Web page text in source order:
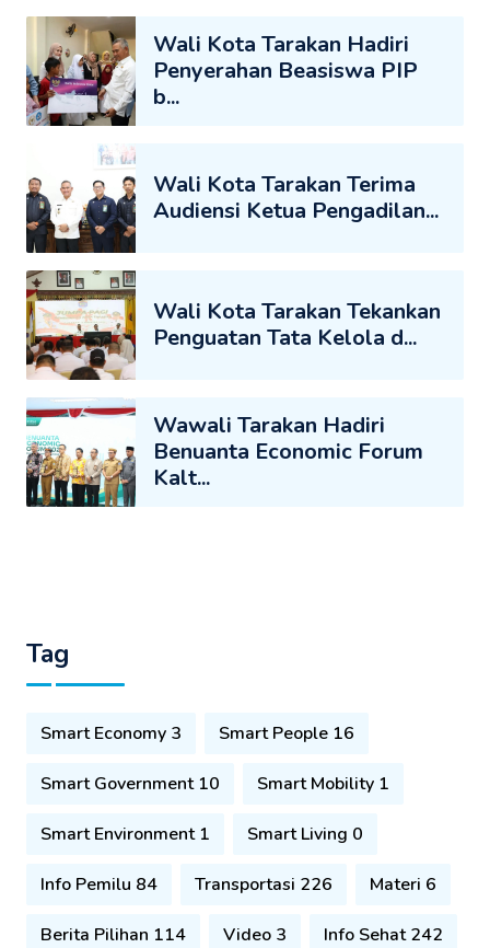
Wali Kota Tarakan Hadiri
Penyerahan Beasiswa PIP
b...
Wali Kota Tarakan Terima
Audiensi Ketua Pengadilan...
Wali Kota Tarakan Tekankan
Penguatan Tata Kelola d...
Wawali Tarakan Hadiri
Benuanta Economic Forum
Kalt...
Tag
Smart Economy 3 Smart People 16
Smart Government 10 Smart Mobility 1
Smart Environment 1 Smart Living 0
Info Pemilu 84 Transportasi 226 Materi 6
Berita Pilihan 114 Video 3 Info Sehat 242